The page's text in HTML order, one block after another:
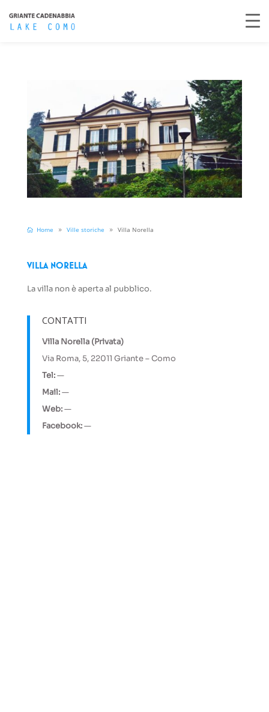
Home Ville storiche Villa Norella
VILLA NORELLA
La villa non è aperta al pubblico.
CONTATTI
Villa Norella (Privata)
Via Roma, 5, 22011 Griante – Como
Tel:—
Mail:—
Web:—
Facebook:—